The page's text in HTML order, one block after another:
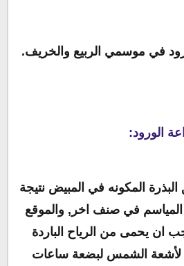
في موسمي الربيع والخريف.
الورود:
المكونه في المبيض نتيجة
المياسم في صنف اخر, والموقع
ان يحمى من الرياح الباردة
لأشعة الشمس لبضعة ساعات